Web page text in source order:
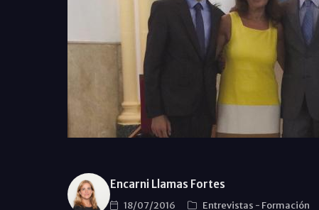
Encarni Llamas Fortes
18/07/2016 Entrevistas - Formación